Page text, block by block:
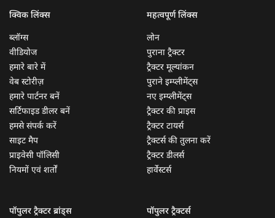
क्विक लिंक्स
ब्लॉग्स
वीडियोज
हमारे बारे में
वेब स्टोरीज़
हमारे पार्टनर बनें
सर्टिफाइड डीलर बनें
हमसे संपर्क करें
साइट मैप
प्राइवेसी पॉलिसी
नियमों एवं शर्तों
महत्वपूर्ण लिंक्स
लोन
पुराना ट्रैक्टर
ट्रैक्टर मूल्यांकन
पुराने इम्प्लीमेंट्स
नए इम्प्लीमेंट्स
ट्रैक्टर की प्राइस
ट्रैक्टर टायर्स
ट्रैक्टर्स की तुलना करें
ट्रैक्टर डीलर्स
हार्वेस्टर्स
पॉपुलर ट्रैक्टर ब्रांड्स
पॉपुलर ट्रैक्टर्स